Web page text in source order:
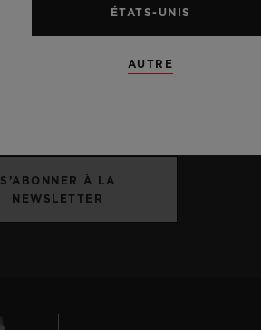
S’ABONNER À LA
NEWSLETTER
ÉTATS-UNIS
AUTRE